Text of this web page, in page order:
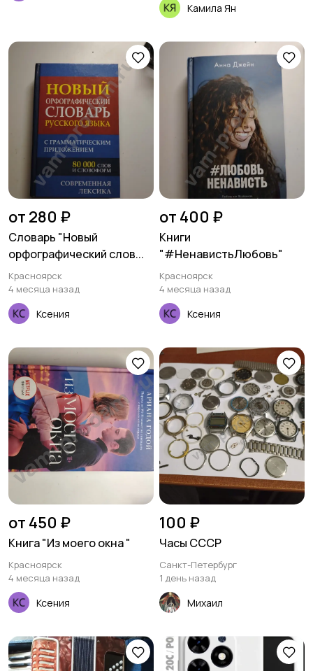
Камила Ян
от 280 ₽
Словарь "Новый
орфографический слов...
Красноярск
4 месяца назад
Ксения
от 400 ₽
Книги
"#НенавистьЛюбовь"
Красноярск
4 месяца назад
Ксения
от 450 ₽
Книга "Из моего окна "
Красноярск
4 месяца назад
Ксения
100 ₽
Часы СССР
Санкт-Петербург
1 день назад
Михаил